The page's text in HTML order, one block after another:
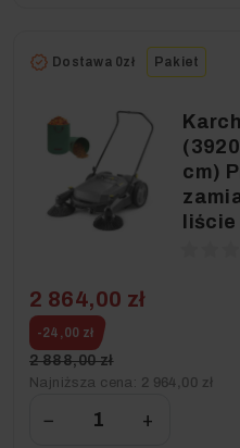
Pakiet
Dostawa 0zł
cm)
liście
2 864,00 zł
-24,00 zł
2 888,00 zł
Najniższa cena: 2 964,00 zł
− +